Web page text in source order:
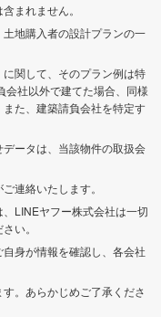
まれません。
土地購入者の設計プランの一
に関して、そのプラン例は特
会社以外で建てた場合、同様
た、建築請負会社を特定す
ータは、当該物件の取扱会
連絡いたします。
LINEヤフー株式会社は一切
い。
身が情報を確認し、各会社
。あらかじめご了承くださ